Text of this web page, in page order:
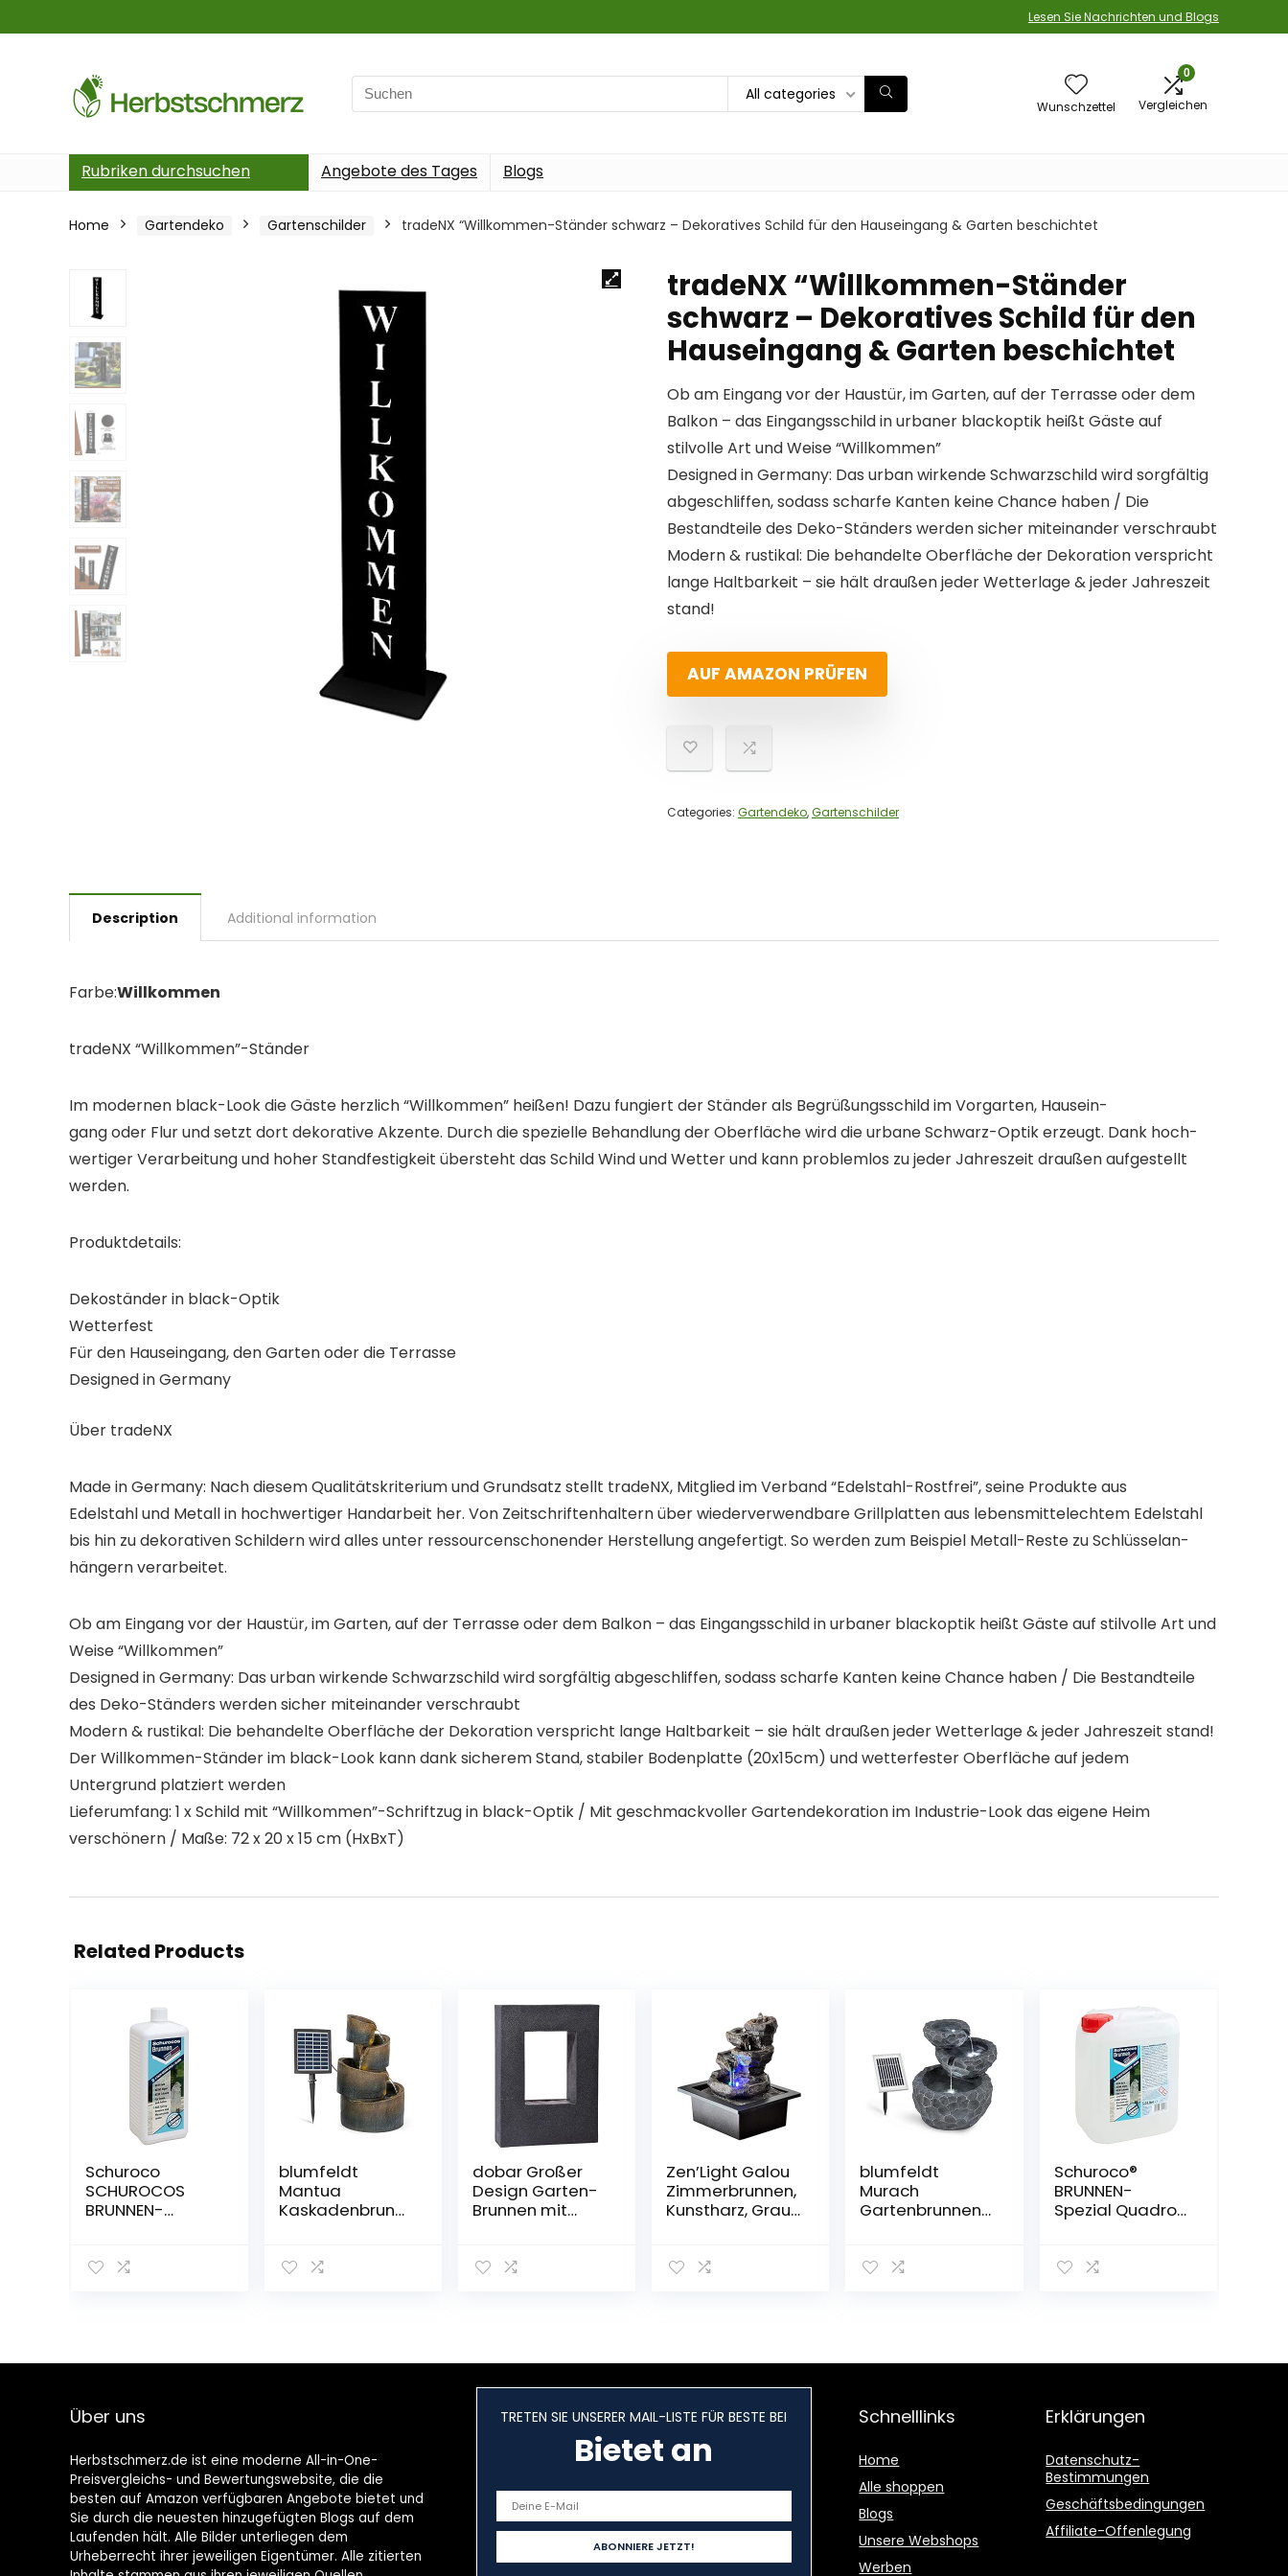
Lesen Sie Nachrichten und Blogs
Search
for:
All categories
Wunschzettel
0
Vergleichen
Rubriken durchsuchen Angebote des Tages Blogs
Home Gartendeko Gartenschilder tradeNX “Willkommen-Ständer schwarz – Dekoratives Schild für den Hauseingang & Garten beschichtet
tradeNX “Willkommen-Ständer
schwarz – Dekoratives Schild für den
Hauseingang & Garten beschichtet
Ob am Eingang vor der Haustür, im Garten, auf der Terrasse oder dem
Balkon – das Eingangsschild in urbaner blackoptik heißt Gäste auf
stilvolle Art und Weise “Willkommen”
Designed in Germany: Das urban wirkende Schwarzschild wird sorgfältig
abgeschliffen, sodass scharfe Kanten keine Chance haben / Die
Bestandteile des Deko-Ständers werden sicher miteinander verschraubt
Modern & rustikal: Die behandelte Oberfläche der Dekoration verspricht
lange Haltbarkeit – sie hält draußen jeder Wetterlage & jeder Jahreszeit
stand!
AUF AMAZON PRÜFEN
Categories: Gartendeko,Gartenschilder
Description Additional information
Farbe:Willkommen
tradeNX “Willkommen”-Ständer
Im modernen black-Look die Gäste herzlich “Willkommen” heißen! Dazu fungiert der Ständer als Begrüßungsschild im Vorgarten, Hausein-
gang oder Flur und setzt dort dekorative Akzente. Durch die spezielle Behandlung der Oberfläche wird die urbane Schwarz-Optik erzeugt. Dank hoch-
wertiger Verarbeitung und hoher Standfestigkeit übersteht das Schild Wind und Wetter und kann problemlos zu jeder Jahreszeit draußen aufgestellt
werden.
Produktdetails:
Dekoständer in black-Optik
Wetterfest
Für den Hauseingang, den Garten oder die Terrasse
Designed in Germany
Über tradeNX
Made in Germany: Nach diesem Qualitätskriterium und Grundsatz stellt tradeNX, Mitglied im Verband “Edelstahl-Rostfrei”, seine Produkte aus
Edelstahl und Metall in hochwertiger Handarbeit her. Von Zeitschriftenhaltern über wiederverwendbare Grillplatten aus lebensmittelechtem Edelstahl
bis hin zu dekorativen Schildern wird alles unter ressourcenschonender Herstellung angefertigt. So werden zum Beispiel Metall-Reste zu Schlüsselan-
hängern verarbeitet.
Ob am Eingang vor der Haustür, im Garten, auf der Terrasse oder dem Balkon – das Eingangsschild in urbaner blackoptik heißt Gäste auf stilvolle Art und
Weise “Willkommen”
Designed in Germany: Das urban wirkende Schwarzschild wird sorgfältig abgeschliffen, sodass scharfe Kanten keine Chance haben / Die Bestandteile
des Deko-Ständers werden sicher miteinander verschraubt
Modern & rustikal: Die behandelte Oberfläche der Dekoration verspricht lange Haltbarkeit – sie hält draußen jeder Wetterlage & jeder Jahreszeit stand!
Der Willkommen-Ständer im black-Look kann dank sicherem Stand, stabiler Bodenplatte (20x15cm) und wetterfester Oberfläche auf jedem
Untergrund platziert werden
Lieferumfang: 1 x Schild mit “Willkommen”-Schriftzug in black-Optik / Mit geschmackvoller Gartendekoration im Industrie-Look das eigene Heim
verschönern / Maße: 72 x 20 x 15 cm (HxBxT)
Related Products
Schuroco
SCHUROCOS
BRUNNEN-
blumfeldt
Mantua
Kaskadenbrunn
Zierbrunnen,Sola
nel: 9 V / 2,8 W /
dobar Großer
Design Garten-
Brunnen mit
grau-schwarz,
Zen’Light Galou
Zimmerbrunnen,
Kunstharz, Grau,
blumfeldt
Murach
Gartenbrunnen
Zimmerbrunnen
grau
Schuroco®
BRUNNEN-
Spezial Quadro,
Über uns
Herbstschmerz.de ist eine moderne All-in-One-
Preisvergleichs- und Bewertungswebsite, die die
besten auf Amazon verfügbaren Angebote bietet und
Sie durch die neuesten hinzugefügten Blogs auf dem
Laufenden hält. Alle Bilder unterliegen dem
Urheberrecht ihrer jeweiligen Eigentümer. Alle zitierten
TRETEN SIE UNSERER MAIL-LISTE FÜR BESTE BEI
Bietet an
Schnelllinks
Home
Alle shoppen
Blogs
Unsere Webshops
Werben
Erklärungen
Datenschutz-
Bestimmungen
Geschäftsbedingungen
Affiliate-Offenlegung